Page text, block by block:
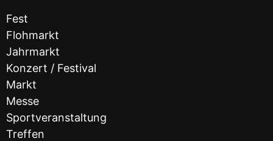
Fest
Flohmarkt
Jahrmarkt
Konzert / Festival
Markt
Messe
Sportveranstaltung
Treffen